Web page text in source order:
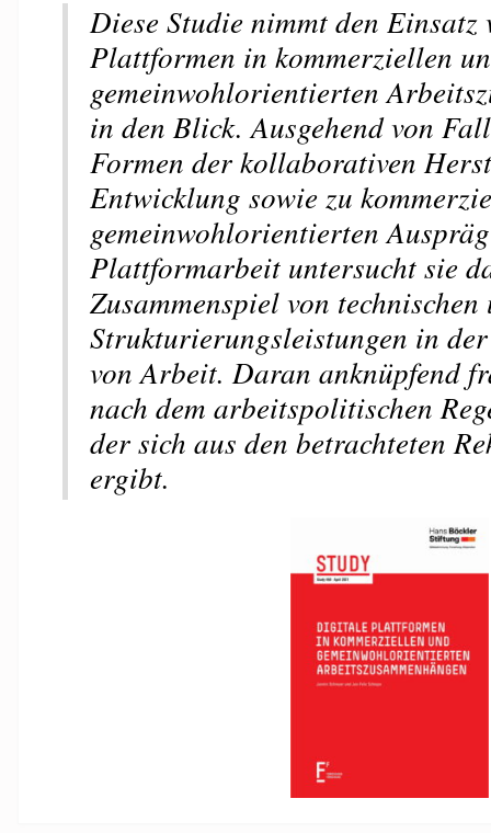
Diese Studie nimmt den
Plattformen in kommerziellen
gemeinwohlorientierten
in den Blick. Ausgehend von
Formen der kollaborativen
Entwicklung sowie zu
gemeinwohlorientierten
Plattformarbeit untersucht sie
Zusammenspiel von
Strukturierungsleistungen in
von Arbeit. Daran anknüpfend
nach dem arbeitspolitischen
der sich aus den betrachteten
ergibt.